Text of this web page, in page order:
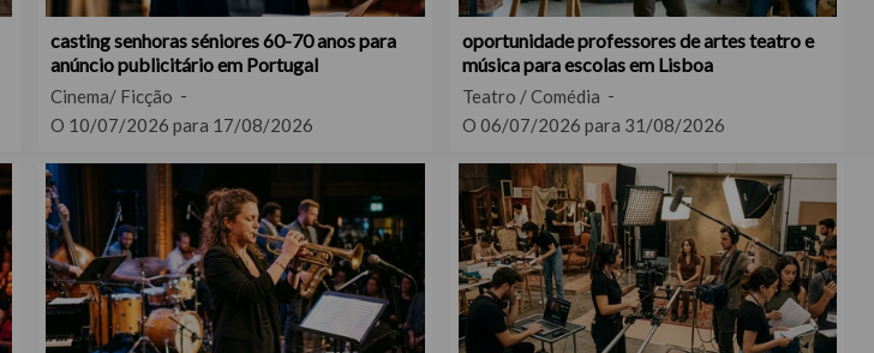
casting senhoras séniores 60-70 anos para
anúncio publicitário em Portugal
Cinema/ Ficção
O 10/07/2026 para 17/08/2026
oportunidade professores de artes teatro e
música para escolas em Lisboa
Teatro / Comédia
O 06/07/2026 para 31/08/2026